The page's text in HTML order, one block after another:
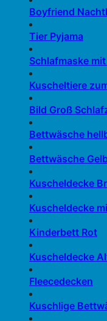
Boyfriend
Tier Pyjama
Schlafmaske
Kuscheltiere
Bild Groß
Bettwäsche
Bettwäsche
Kuscheldecke
Kuscheldecke
Kinderbett Rot
Kuscheldecke
Fleecedecken
Kuschlige